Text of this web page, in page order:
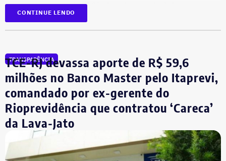
representa cerca de 99,2% de todo o patrimônio
incluem aplicações de renda fixa em diferentes
instituições financeiras, além de um depósito bancário no
valor de R$ 0,01.
Empresário do setor de seguros
De acordo com os dados do registro de candidatura, Alex
Melim nasceu no Rio de Janeiro em 2 de junho de 1976, é
CONTINUE LENDO
TRANSPARÊNCIA
TCE-RJ devassa aporte de R$ 59,6
milhões no Banco Master pelo Itaprevi,
comandado por ex-gerente do
Rioprevidência que contratou ‘Careca’
da Lava-Jato